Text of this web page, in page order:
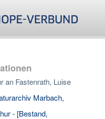
an Fastenrath, Luise
Marbach,
- [Bestand,